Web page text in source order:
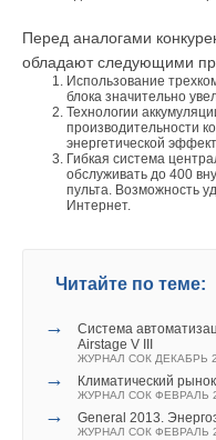
Перед аналогами
обладают следующими
Использование
блока значительно
Технологии
производительности
энергетической
Гибкая система
обслуживать до 400
пульта. Возможность
Интернет.
Читайте по теме:
→
Система
Airstage V III
ЖУРНАЛ СОК ДЕКАБРЬ
→ Климатический
ЖУРНАЛ СОК ФЕВРАЛЬ
→ General 2013.
ЖУРНАЛ СОК ФЕВРАЛЬ